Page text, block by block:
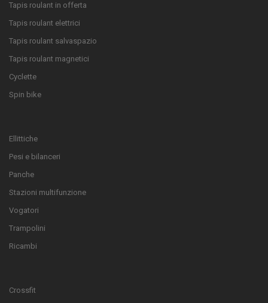
Tapis roulant in offerta
Tapis roulant elettrici
Tapis roulant salvaspazio
Tapis roulant magnetici
Cyclette
Spin bike
Ellittiche
Pesi e bilanceri
Panche
Stazioni multifunzione
Vogatori
Trampolini
Ricambi
Crossfit